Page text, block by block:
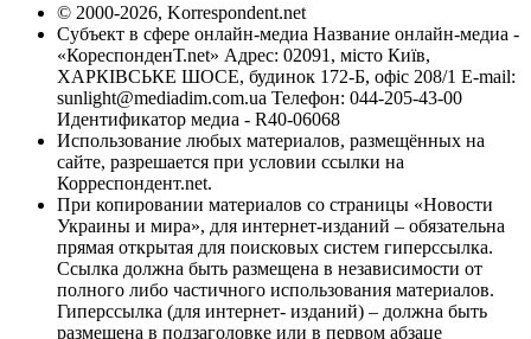
© 2000-2026, Korrespondent.net
Субъект в сфере онлайн-медиа Название онлайн-медиа -
«КореспонденТ.net» Адрес: 02091, місто Київ,
ХАРКІВСЬКЕ ШОСЕ, будинок 172-Б, офіс 208/1 E-mail:
sunlight@mediadim.com.ua Телефон: 044-205-43-00
Идентификатор медиа - R40-06068
Использование любых материалов, размещённых на
сайте, разрешается при условии ссылки на
Корреспондент.net.
При копировании материалов со страницы «Новости
Украины и мира», для интернет-изданий – обязательна
прямая открытая для поисковых систем гиперссылка.
Ссылка должна быть размещена в независимости от
полного либо частичного использования материалов.
Гиперссылка (для интернет- изданий) – должна быть
размещена в подзаголовке или в первом абзаце